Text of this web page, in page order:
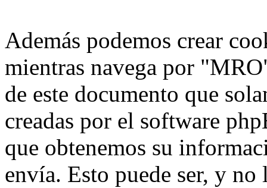
Además podemos crear
mientras navega por
de este documento que
creadas por el software
que obtenemos su
envía. Esto puede ser, y